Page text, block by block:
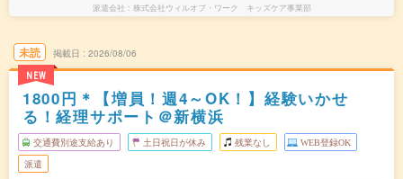
派遣会社 株式会社ウィルオブ・ワーク キッズケア事業部
未読
NEW
掲載日 2026/08/06
1800円＊【増員！週4～OK！】経験いかせ
る！経理サポート＠新横浜
交通費別途支給あり 土日祝日が休み 残業なし WEB登録OK
派遣